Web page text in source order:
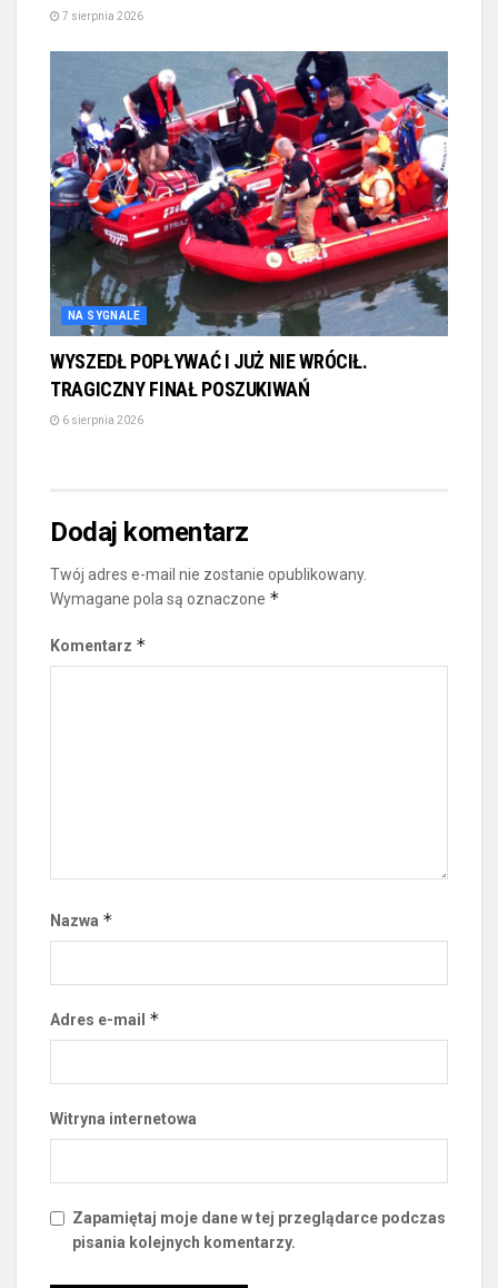
7 sierpnia 2026
NA SYGNALE
WYSZEDŁ POPŁYWAĆ I JUŻ NIE WRÓCIŁ.
TRAGICZNY FINAŁ POSZUKIWAŃ
6 sierpnia 2026
Dodaj komentarz
Twój adres e-mail nie zostanie opublikowany.
Wymagane pola są oznaczone *
Komentarz *
Nazwa *
Adres e-mail *
Witryna internetowa
Zapamiętaj moje dane w tej przeglądarce podczas
pisania kolejnych komentarzy.